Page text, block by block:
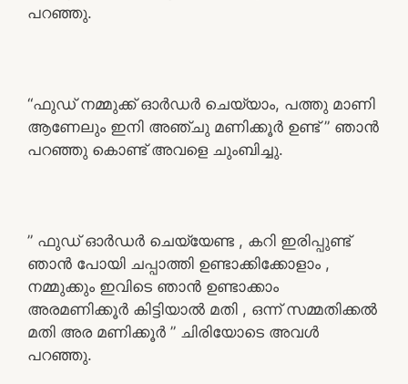
പറഞ്ഞു.
“ഫുഡ് നമ്മുക്ക് ഓർഡർ ചെയ്യാം, പത്തു മാണി
ആണേലും ഇനി അഞ്ചു മണിക്കൂർ ഉണ്ട് ” ഞാൻ
പറഞ്ഞു കൊണ്ട് അവളെ ചുംബിച്ചു.
” ഫുഡ് ഓർഡർ ചെയ്യേണ്ട , കറി ഇരിപ്പുണ്ട്
ഞാൻ പോയി ചപ്പാത്തി ഉണ്ടാക്കിക്കോളാം ,
നമ്മുക്കും ഇവിടെ ഞാൻ ഉണ്ടാക്കാം
അരമണിക്കൂർ കിട്ടിയാൽ മതി , ഒന്ന് സമ്മതിക്കൽ
മതി അര മണിക്കൂർ ” ചിരിയോടെ അവൾ
പറഞ്ഞു.